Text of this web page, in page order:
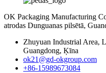
OK Packaging Manufacturing
atrodas Dunguanas pilsētā,
Zhuyuan Industrial Area,
Guangdong, Ķīna
ok21@gd-okgroup.com
+86-15989673084